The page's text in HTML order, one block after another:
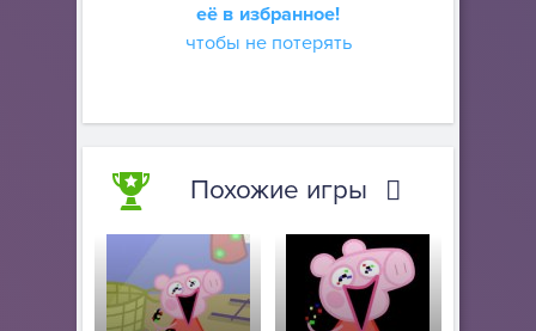
её в избранное!
чтобы не потерять
Похожие игры